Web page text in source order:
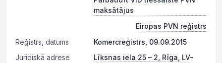
maksātājus
Eiropas PVN reģistrs
Reģistrs, datums
Komercreģistrs, 09.09.2015
Juridiskā adrese
Līksnas iela 25 – 2, Rīga, LV-